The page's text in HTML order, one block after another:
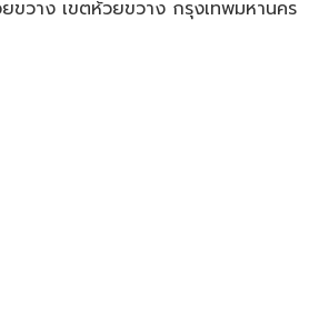
ขวาง เขตห้วยขวาง กรุงเทพมหานคร